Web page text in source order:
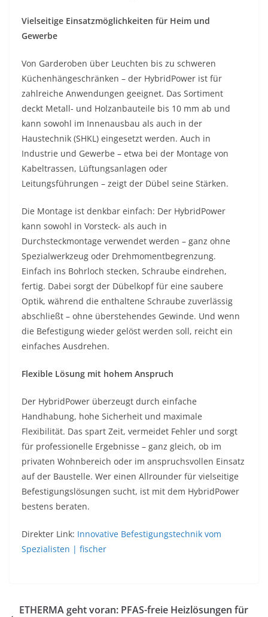
Vielseitige Einsatzmöglichkeiten für Heim und
Gewerbe
Von Garderoben über Leuchten bis zu schweren
Küchenhängeschränken – der HybridPower ist für
zahlreiche Anwendungen geeignet. Das Sortiment
deckt Metall- und Holzanbauteile bis 10 mm ab und
kann sowohl im Innenausbau als auch in der
Haustechnik (SHKL) eingesetzt werden. Auch in
Industrie und Gewerbe – etwa bei der Montage von
Kabeltrassen, Lüftungsanlagen oder
Leitungsführungen – zeigt der Dübel seine Stärken.
Die Montage ist denkbar einfach: Der HybridPower
kann sowohl in Vorsteck- als auch in
Durchsteckmontage verwendet werden – ganz ohne
Spezialwerkzeug oder Drehmomentbegrenzung.
Einfach ins Bohrloch stecken, Schraube eindrehen,
fertig. Dabei sorgt der Dübelkopf für eine saubere
Optik, während die enthaltene Schraube zuverlässig
abschließt – ohne überstehendes Gewinde. Und wenn
die Befestigung wieder gelöst werden soll, reicht ein
einfaches Ausdrehen.
Flexible Lösung mit hohem Anspruch
Der HybridPower überzeugt durch einfache
Handhabung, hohe Sicherheit und maximale
Flexibilität. Das spart Zeit, vermeidet Fehler und sorgt
für professionelle Ergebnisse – ganz gleich, ob im
privaten Wohnbereich oder im anspruchsvollen Einsatz
auf der Baustelle. Wer einen Allrounder für vielseitige
Befestigungslösungen sucht, ist mit dem HybridPower
bestens beraten.
Direkter Link: Innovative Befestigungstechnik vom
Spezialisten | fischer
ETHERMA geht voran: PFAS-freie Heizlösungen für